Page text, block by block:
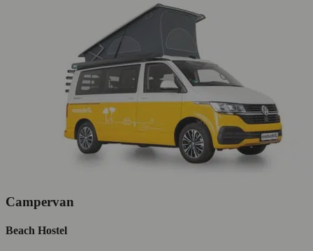
Campervan
Beach Hostel